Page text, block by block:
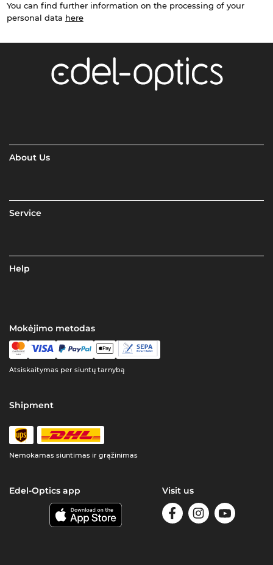
You can find further information on the processing of your
personal data here
About Us
Service
Help
Mokėjimo metodas
Atsiskaitymas per siuntų tarnybą
Shipment
Nemokamas siuntimas ir grąžinimas
Edel-Optics app Visit us